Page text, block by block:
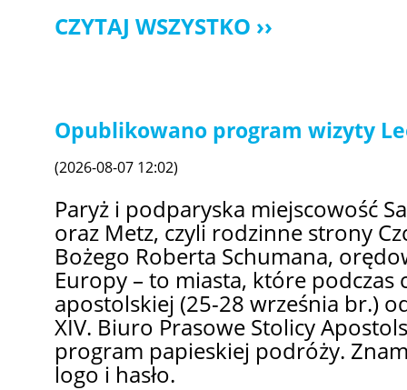
CZYTAJ WSZYSTKO
Opublikowano program wizyty
(2026-08-07 12:02)
Paryż i podparyska miejscowość
oraz Metz, czyli rodzinne strony
Bożego Roberta Schumana,
Europy – to miasta, które
apostolskiej (25-28 września br.)
XIV. Biuro Prasowe Stolicy
program papieskiej podróży.
logo i hasło.